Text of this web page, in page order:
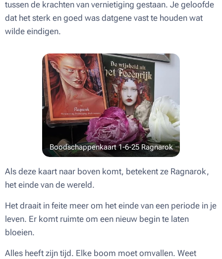
tussen de krachten van vernietiging gestaan. Je geloofde
dat het sterk en goed was datgene vast te houden wat
wilde eindigen.
Boodschappenkaart 1-6-25 Ragnarok
Als deze kaart naar boven komt, betekent ze Ragnarok,
het einde van de wereld.
Het draait in feite meer om het einde van een periode in je
leven. Er komt ruimte om een nieuw begin te laten
bloeien.
Alles heeft zijn tijd. Elke boom moet omvallen. Weet